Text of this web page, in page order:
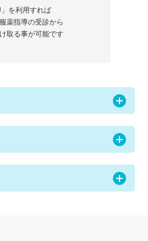
」を利用すれば
薬指導の受診から
取る事が可能です